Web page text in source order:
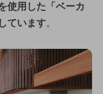
使用した「ベーカ
ています。